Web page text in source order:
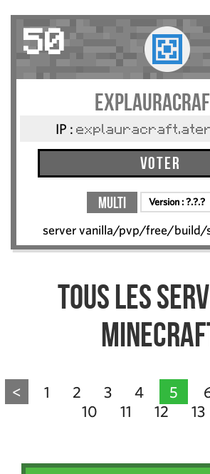
50
IP :
Voter
Multi Version :?.?.?
server vanilla/pvp/free/build/
Tous les
< 1 2 3 4 5
10
11 12 13